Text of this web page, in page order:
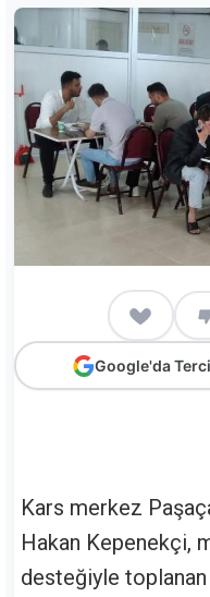
Google'da
Kars merkez
Hakan Kepenekçi,
desteğiyle